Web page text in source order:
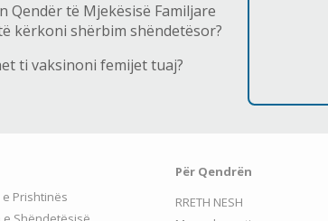
Qendër të Mjekësisë Familjare
kërkoni shërbim shëndetësor?
ti vaksinoni femijet tuaj?
Prishtinës
Për Qendrën
RRETH NESH